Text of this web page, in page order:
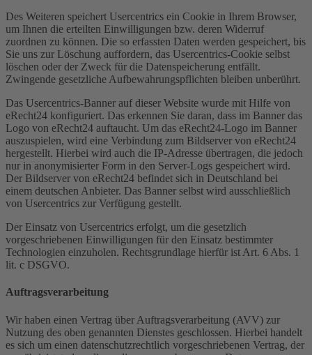
Des Weiteren speichert Usercentrics ein Cookie in Ihrem Browser,
um Ihnen die erteilten Einwilligungen bzw. deren Widerruf
zuordnen zu können. Die so erfassten Daten werden gespeichert, bis
Sie uns zur Löschung auffordern, das Usercentrics-Cookie selbst
löschen oder der Zweck für die Datenspeicherung entfällt.
Zwingende gesetzliche Aufbewahrungspflichten bleiben unberührt.
Das Usercentrics-Banner auf dieser Website wurde mit Hilfe von
eRecht24 konfiguriert. Das erkennen Sie daran, dass im Banner das
Logo von eRecht24 auftaucht. Um das eRecht24-Logo im Banner
auszuspielen, wird eine Verbindung zum Bildserver von eRecht24
hergestellt. Hierbei wird auch die IP-Adresse übertragen, die jedoch
nur in anonymisierter Form in den Server-Logs gespeichert wird.
Der Bildserver von eRecht24 befindet sich in Deutschland bei
einem deutschen Anbieter. Das Banner selbst wird ausschließlich
von Usercentrics zur Verfügung gestellt.
Der Einsatz von Usercentrics erfolgt, um die gesetzlich
vorgeschriebenen Einwilligungen für den Einsatz bestimmter
Technologien einzuholen. Rechtsgrundlage hierfür ist Art. 6 Abs. 1
lit. c DSGVO.
Auftragsverarbeitung
Wir haben einen Vertrag über Auftragsverarbeitung (AVV) zur
Nutzung des oben genannten Dienstes geschlossen. Hierbei handelt
es sich um einen datenschutzrechtlich vorgeschriebenen Vertrag, der